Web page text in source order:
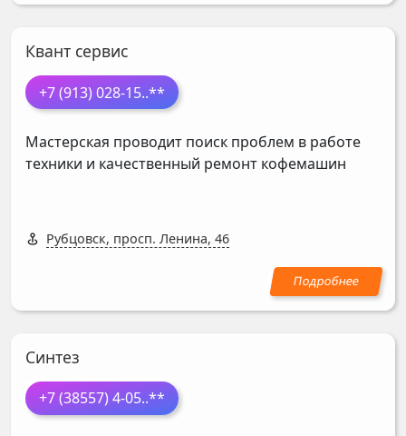
Квант сервис
+7 (913) 028-15..**
Мастерская проводит поиск проблем в работе
техники и качественный ремонт кофемашин
Рубцовск, просп. Ленина, 46
Синтез
+7 (38557) 4-05..**